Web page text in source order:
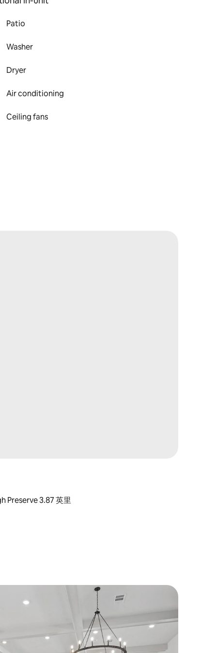
Patio
Washer
Dryer
Air conditioning
Ceiling fans
Preserve 3.87 英里